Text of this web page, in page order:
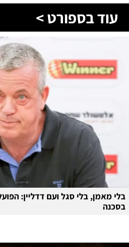
עוד בספורט >
בלי מאמן, בלי סגל ועם דדליין:
בסכנה